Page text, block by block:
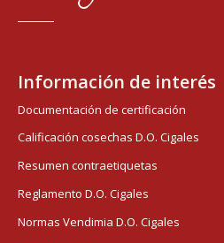
Información de interés
Documentación de certificación
Calificación cosechas D.O. Cigales
Resumen contraetiquetas
Reglamento D.O. Cigales
Normas Vendimia D.O. Cigales